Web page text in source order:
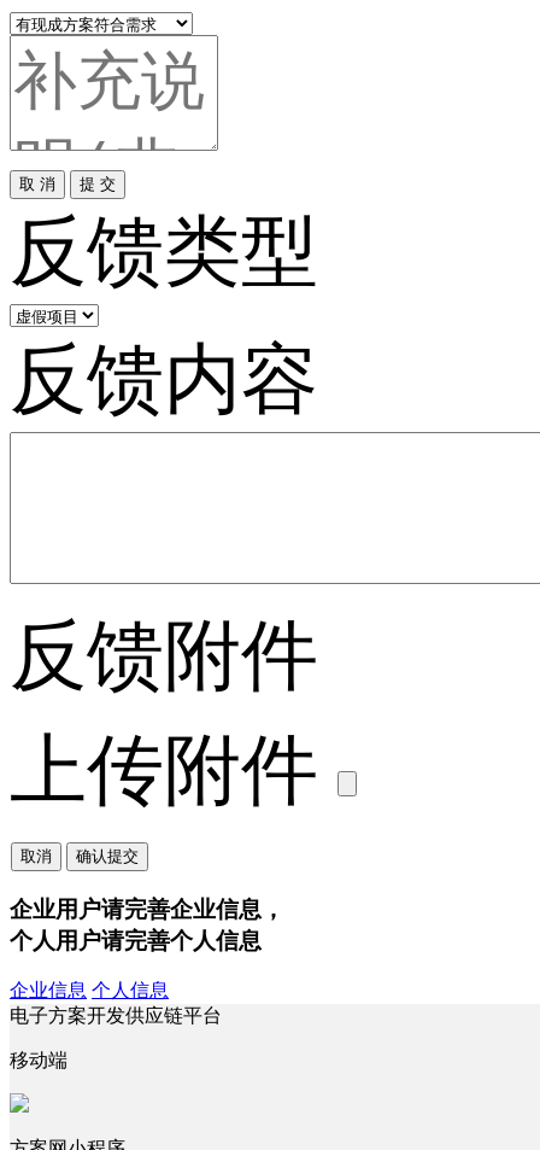
取 消 提 交
反馈类型
反馈内容
反馈附件
上传附件
取消 确认提交
企业用户请完善企业信息，
个人用户请完善个人信息
企业信息 个人信息
电子方案开发供应链平台
移动端